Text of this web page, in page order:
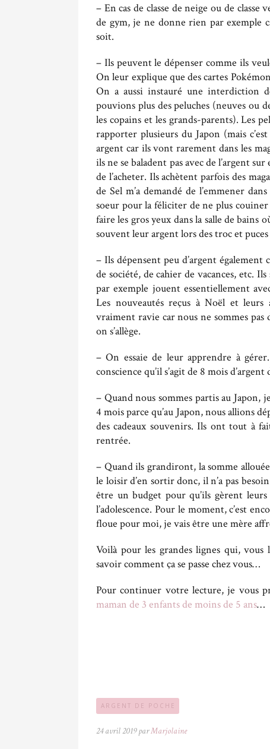
– En cas de classe de neige ou de classe
de gym, je ne donne rien par exemple
soit.
– Ils peuvent le dépenser comme ils
On leur explique que des cartes
On a aussi instauré une interdiction
pouvions plus des peluches (neuves ou
les copains et les grands-parents). Les
rapporter plusieurs du Japon (mais
argent car ils vont rarement dans les
ils ne se baladent pas avec de l’argent
de l’acheter. Ils achètent parfois des
de Sel m’a demandé de l’emmener
soeur pour la féliciter de ne plus couiner
faire les gros yeux dans la salle de bains
souvent leur argent lors des troc et
– Ils dépensent peu d’argent également
de société, de cahier de vacances, etc.
par exemple jouent essentiellement
Les nouveautés reçus à Noël et leurs
vraiment ravie car nous ne sommes
on s’allège.
– On essaie de leur apprendre à
conscience qu’il s’agit de 8 mois
– Quand nous sommes partis au Japon,
4 mois parce qu’au Japon, nous allions
des cadeaux souvenirs. Ils ont tout à
rentrée.
– Quand ils grandiront, la somme
le loisir d’en sortir donc, il n’a pas
être un budget pour qu’ils gèrent
l’adolescence. Pour le moment, c’est
floue pour moi, je vais être une mère
Voilà pour les grandes lignes qui, vous
savoir comment ça se passe chez vous…
Pour continuer votre lecture, je vous
maman de 3 enfants de moins de 5 ans…
ARGENT DE POCHE
24 avril 2019 parMarjolaine